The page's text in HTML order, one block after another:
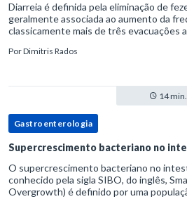
Diarreia é definida pela eliminação de
geralmente associada ao aumento da
classicamente mais de três evacuações
PorDimitris Rados
14 min.
Gastroenterologia
Supercrescimento bacteriano no
O supercrescimento bacteriano no
conhecido pela sigla SIBO, do inglês,
Overgrowth) é definido por uma